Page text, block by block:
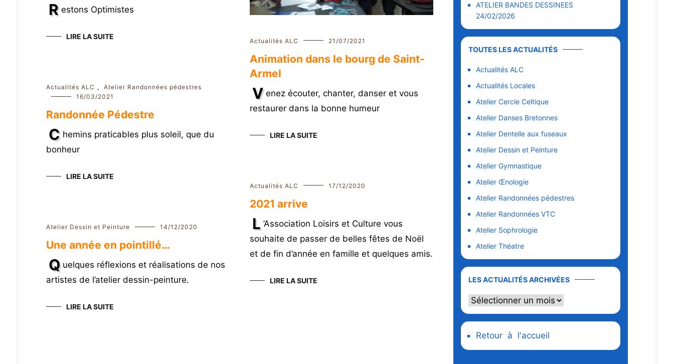
Actualités ALC 21/07/2021
Animation dans le bourg de Saint-
Armel
V enez écouter, chanter, danser et vous
restaurer dans la bonne humeur
LIRE LA SUITE
R estons Optimistes
LIRE LA SUITE
Actualités ALC ,
Atelier Randonnées pédestres
16/03/2021
Randonnée Pédestre
C hemins praticables plus soleil, que du
bonheur
LIRE LA SUITE
Actualités ALC 17/12/2020
2021 arrive
L ’Association Loisirs et Culture vous
souhaite de passer de belles fêtes de Noël
et de fin d’année en famille et quelques amis.
LIRE LA SUITE
Atelier Dessin et Peinture 14/12/2020
Une année en pointillé…
Q uelques réflexions et réalisations de nos
artistes de l’atelier dessin-peinture.
LIRE LA SUITE
ATELIER BANDES DESSINEES
24/02/2026
TOUTES LES ACTUALITÉS
Actualités ALC
Actualités Locales
Atelier Cercle Celtique
Atelier Danses Bretonnes
Atelier Dentelle aux fuseaux
Atelier Dessin et Peinture
Atelier Gymnastique
Atelier Œnologie
Atelier Randonnées pédestres
Atelier Randonnées VTC
Atelier Sophrologie
Atelier Théatre
LES ACTUALITÉS ARCHIVÉESLes
Retour à l'accueil